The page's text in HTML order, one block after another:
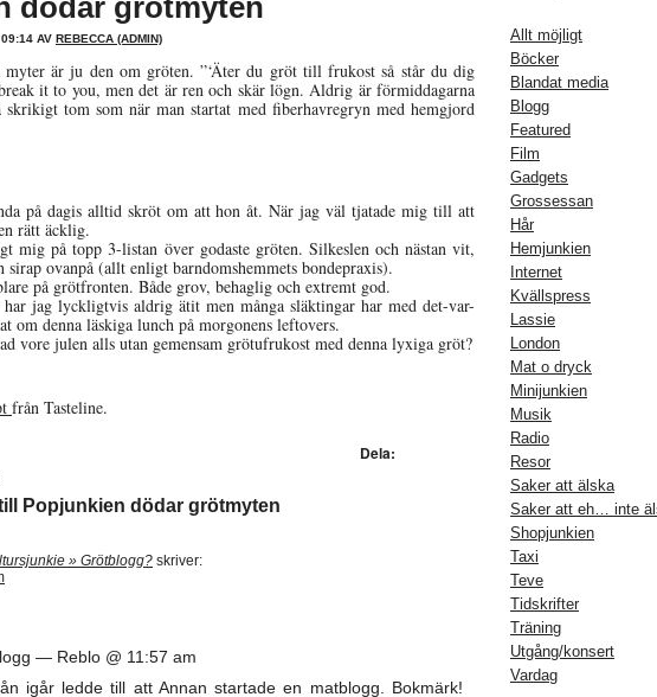
AV REBECCA (ADMIN)
myter är ju den om gröten. ”‘Äter du gröt till frukost så står du dig
it to you, men det är ren och skär lögn. Aldrig är förmiddagarna
skrikigt tom som när man startat med fiberhavregryn med hemgjord
på dagis alltid skröt om att hon åt. När jag väl tjatade mig till att
rätt äcklig.
mig på topp 3-listan över godaste gröten. Silkeslen och nästan vit,
sirap ovanpå (allt enligt barndomshemmets bondepraxis).
på grötfronten. Både grov, behaglig och extremt god.
har jag lyckligtvis aldrig ätit men många släktingar har med det-var-
om denna läskiga lunch på morgonens leftovers.
vore julen alls utan gemensam grötufrukost med denna lyxiga gröt?
från Tasteline.
Dela:
Popjunkien dödar grötmyten
» Grötblogg? skriver:
— Reblo @ 11:57 am
igår ledde till att Annan startade en matblogg. Bokmärk!
Allt möjligt
Böcker
Blandat media
Blogg
Featured
Film
Gadgets
Grossessan
Hår
Hemjunkien
Internet
Kvällspress
Lassie
London
Mat o dryck
Minijunkien
Musik
Radio
Resor
Saker att älska
Saker att eh… inte
Shopjunkien
Taxi
Teve
Tidskrifter
Träning
Utgång/konsert
Vardag